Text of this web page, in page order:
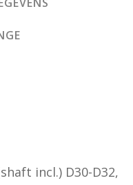
incl.) D30-D32,